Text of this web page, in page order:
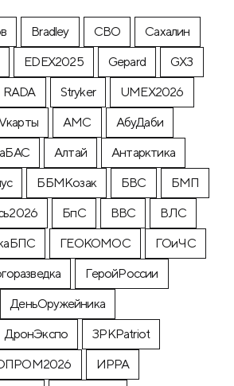
Bradley CВО
Cахалин
EDEX2025 Gepard
GX3
RADA Stryker
UMEX2026
АМС
АбуДаби
Алтай
Антарктика
ББМКозак БВС
БМП
БпС ВВС
ВЛС
ГЕОКОМОС
ГОиЧС
ГеройРоссии
ДеньОружейника
ДронЭкспо
ЗРКPatriot
ИРРА